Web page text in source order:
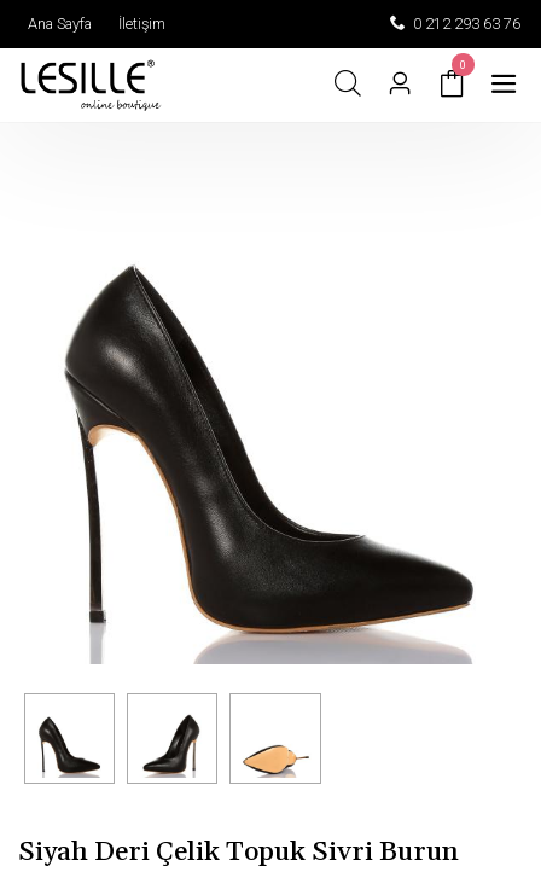
Ana Sayfa İletişim 0 212 293 63 76
0
Siyah Deri Çelik Topuk Sivri Burun